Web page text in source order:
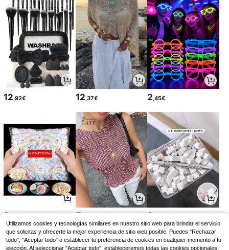
12,92€ 12,37€ 2,45€
2 5 2
Utilizamos cookies y tecnologías similares en nuestro sitio web para brindar el servicio
que solicitas y ofrecerte la mejor experiencia de sitio web posible. Puedes "Rechazar
todo", "Aceptar todo" o establecer tu preferencia de cookies en cualquier momento a tu
elección. Al seleccionar "Aceptar todo", estableceremos todas las cookies opcionales,